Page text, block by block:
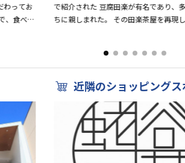
わってお
、食べず
で紹介された 豆腐田楽が有名であり、
ちに親しまれた。 その田楽茶屋を再現
近隣のショッピングス